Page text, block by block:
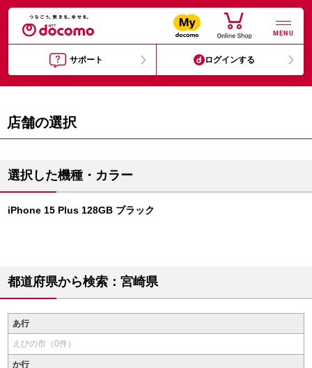
MENU
サポート ログインする
店舗の選択
選択した機種・カラー
iPhone 15 Plus 128GB ブラック
都道府県から検索：宮崎県
あ行
えびの市（0件）
か行